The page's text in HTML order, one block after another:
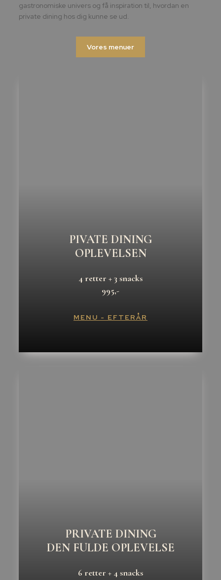
gastronomiske univers og få inspiration til, hvordan en
private dining hos dig kunne se ud.
Vores menuer
PIVATE DINING
OPLEVELSEN
4 retter + 3 snacks
995,-
MENU - EFTERÅR
PRIVATE DINING
DEN FULDE OPLEVELSE
6 retter + 4 snacks